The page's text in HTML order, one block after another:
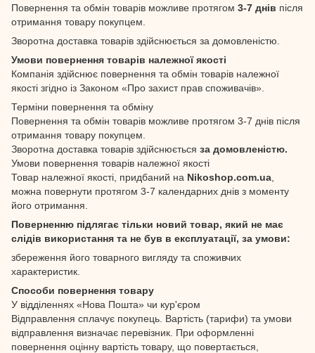
Повернення та обмін товарів можливе протягом 3-7 днів після
отримання товару покупцем.
Зворотна доставка товарів здійснюється за домовленістю.
Умови повернення товарів належної якості
Компанія здійснює повернення та обмін товарів належної
якості згідно із Законом «Про захист прав споживачів».
Терміни повернення та обміну
Повернення та обмін товарів можливе протягом 3-7 днів після
отримання товару покупцем.
Зворотна доставка товарів здійснюється за домовленістю.
Умови повернення товарів належної якості
Товар належної якості, придбаний на Nikoshop.com.ua
можна повернути протягом 3-7 календарних днів з моменту
його отримання.
Поверненню підлягає тільки новий товар, який не має
слідів використання та не був в експлуатації, за умови:
збереження його товарного вигляду та споживчих
характеристик.
Способи повернення товару
У відділеннях «Нова Пошта» чи кур'єром
Відправлення сплачує покупець. Вартість (тарифи) та умови
відправлення визначає перевізник. При оформленні
повернення оцінну вартість товару, що повертається,